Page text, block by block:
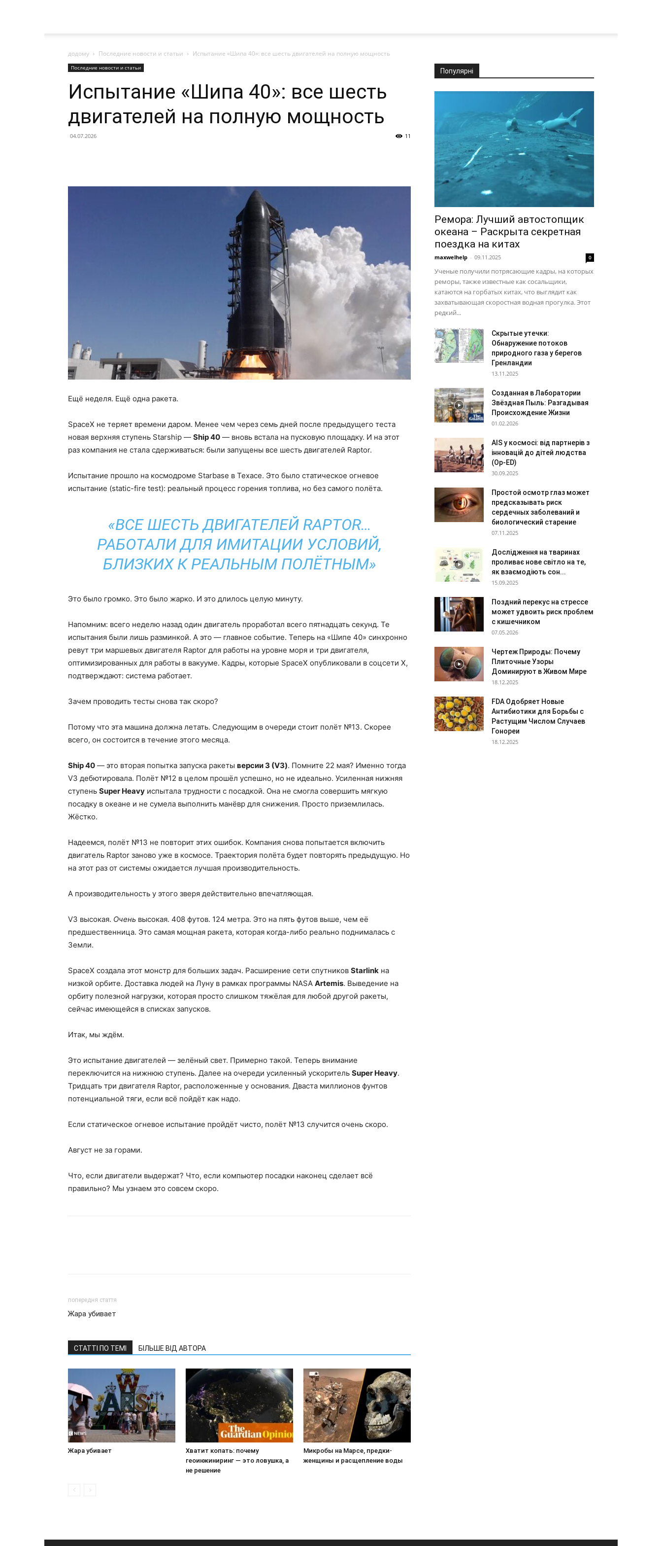
додому Последние новости и статьи Испытание «Шипа 40»: все шесть двигателей на полную мощность
Последние новости и статьи
Испытание «Шипа 40»: все шесть
двигателей на полную мощность
04.07.2026 11
Ещё неделя. Ещё одна ракета.
SpaceX не теряет времени даром. Менее чем через семь дней после предыдущего теста
новая верхняя ступень Starship — Ship 40 — вновь встала на пусковую площадку. И на этот
раз компания не стала сдерживаться: были запущены все шесть двигателей Raptor.
Испытание прошло на космодроме Starbase в Техасе. Это было статическое огневое
испытание (static-fire test): реальный процесс горения топлива, но без самого полёта.
«ВСЕ ШЕСТЬ ДВИГАТЕЛЕЙ RAPTOR…
РАБОТАЛИ ДЛЯ ИМИТАЦИИ УСЛОВИЙ,
БЛИЗКИХ К РЕАЛЬНЫМ ПОЛЁТНЫМ»
Это было громко. Это было жарко. И это длилось целую минуту.
Напомним: всего неделю назад один двигатель проработал всего пятнадцать секунд. Те
испытания были лишь разминкой. А это — главное событие. Теперь на «Шипе 40» синхронно
ревут три маршевых двигателя Raptor для работы на уровне моря и три двигателя,
оптимизированных для работы в вакууме. Кадры, которые SpaceX опубликовали в соцсети X,
подтверждают: система работает.
Зачем проводить тесты снова так скоро?
Потому что эта машина должна летать. Следующим в очереди стоит полёт №13. Скорее
всего, он состоится в течение этого месяца.
Ship 40 — это вторая попытка запуска ракеты версии 3 (V3). Помните 22 мая? Именно тогда
V3 дебютировала. Полёт №12 в целом прошёл успешно, но не идеально. Усиленная нижняя
ступень Super Heavy испытала трудности с посадкой. Она не смогла совершить мягкую
посадку в океане и не сумела выполнить манёвр для снижения. Просто приземлилась.
Жёстко.
Надеемся, полёт №13 не повторит этих ошибок. Компания снова попытается включить
двигатель Raptor заново уже в космосе. Траектория полёта будет повторять предыдущую. Но
на этот раз от системы ожидается лучшая производительность.
А производительность у этого зверя действительно впечатляющая.
V3 высокая. Очень высокая. 408 футов. 124 метра. Это на пять футов выше, чем её
предшественница. Это самая мощная ракета, которая когда-либо реально поднималась с
Земли.
SpaceX создала этот монстр для больших задач. Расширение сети спутников Starlink на
низкой орбите. Доставка людей на Луну в рамках программы NASA Artemis. Выведение на
орбиту полезной нагрузки, которая просто слишком тяжёлая для любой другой ракеты,
сейчас имеющейся в списках запусков.
Итак, мы ждём.
Это испытание двигателей — зелёный свет. Примерно такой. Теперь внимание
переключится на нижнюю ступень. Далее на очереди усиленный ускоритель Super Heavy.
Тридцать три двигателя Raptor, расположенные у основания. Дваста миллионов фунтов
потенциальной тяги, если всё пойдёт как надо.
Если статическое огневое испытание пройдёт чисто, полёт №13 случится очень скоро.
Август не за горами.
Что, если двигатели выдержат? Что, если компьютер посадки наконец сделает всё
правильно? Мы узнаем это совсем скоро.
попередня стаття
Жара убивает
СТАТТІ ПО ТЕМІ БІЛЬШЕ ВІД АВТОРА
Жара убивает
Хватит копать: почему
геоинжиниринг — это ловушка, а
не решение
Микробы на Марсе, предки-
женщины и расщепление воды
Популярні
Ремора: Лучший автостопщик
океана – Раскрыта секретная
поездка на китах
maxwelhelp - 09.11.2025 0
Ученые получили потрясающие кадры, на которых
реморы, также известные как сосальщики,
катаются на горбатых китах, что выглядит как
захватывающая скоростная водная прогулка. Этот
редкий...
Скрытые утечки:
Обнаружение потоков
природного газа у берегов
Гренландии
13.11.2025
Созданная в Лаборатории
Звёздная Пыль: Разгадывая
Происхождение Жизни
01.02.2026
AIS у космосі: від партнерів з
інновацій до дітей людства
(Op-ED)
30.09.2025
Простой осмотр глаз может
предсказывать риск
сердечных заболеваний и
биологический старение
07.11.2025
Дослідження на тваринах
проливає нове світло на те,
як взаємодіють сон...
15.09.2025
Поздний перекус на стрессе
может удвоить риск проблем
с кишечником
07.05.2026
Чертеж Природы: Почему
Плиточные Узоры
Доминируют в Живом Мире
18.12.2025
FDA Одобряет Новые
Антибиотики для Борьбы с
Растущим Числом Случаев
Гонореи
18.12.2025